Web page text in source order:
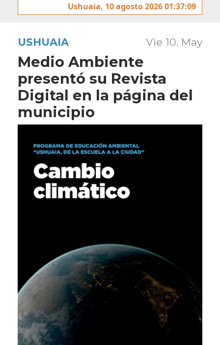
Ushuaia, 10 agosto 2026 01:37:09
USHUAIA Vie 10. May
Medio Ambiente
presentó su Revista
Digital en la página del
municipio